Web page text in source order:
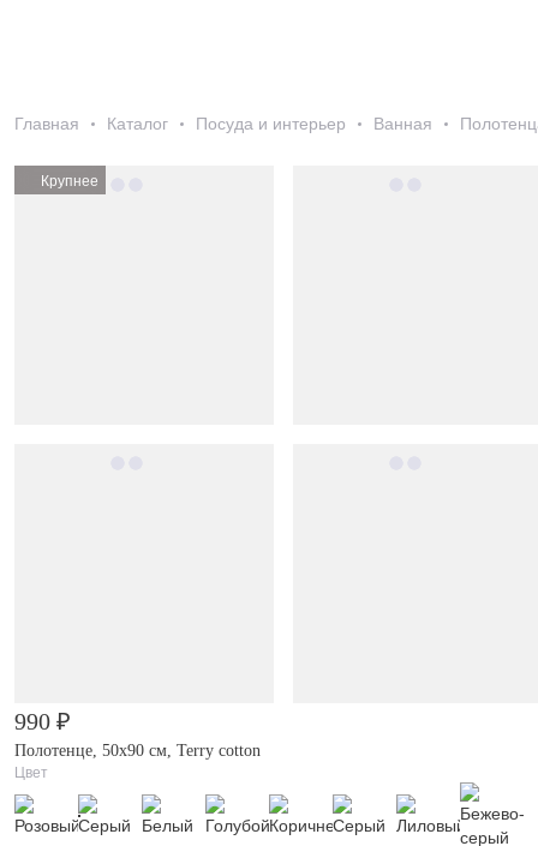
Главная Каталог Посуда и интерьер Ванная
Крупнее
Полотенце, 50х90 см, Terry cotton
990 ₽
Цвет